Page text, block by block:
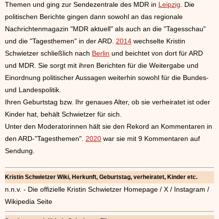
Themen und ging zur Sendezentrale des MDR in Leipzig. Die
politischen Berichte gingen dann sowohl an das regionale
Nachrichtenmagazin "MDR aktuell" als auch an die "Tagesschau"
und die "Tagesthemen" in der ARD. 2014 wechselte Kristin
Schwietzer schließlich nach Berlin und beichtet von dort für ARD
und MDR. Sie sorgt mit ihren Berichten für die Weitergabe und
Einordnung politischer Aussagen weiterhin sowohl für die Bundes-
und Landespolitik.
Ihren Geburtstag bzw. Ihr genaues Alter, ob sie verheiratet ist oder
Kinder hat, behält Schwietzer für sich.
Unter den Moderatorinnen hält sie den Rekord an Kommentaren in
den ARD-"Tagesthemen". 2020 war sie mit 9 Kommentaren auf
Sendung.
Kristin Schwietzer Wiki, Herkunft, Geburtstag, verheiratet, Kinder etc.
n.n.v. - Die offizielle Kristin Schwietzer Homepage / X / Instagram /
Wikipedia Seite